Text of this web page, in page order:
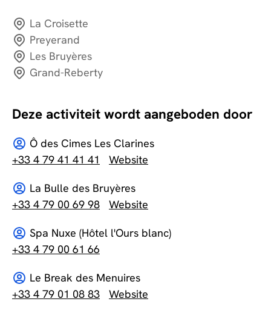
La Croisette
Preyerand
Les Bruyères
Grand-Reberty
Deze activiteit wordt aangeboden door
Ô des Cimes Les Clarines
+33 4 79 41 41 41
Website
La Bulle des Bruyères
+33 4 79 00 69 98
Website
Spa Nuxe (Hôtel l'Ours blanc)
+33 4 79 00 61 66
Le Break des Menuires
+33 4 79 01 08 83
Website